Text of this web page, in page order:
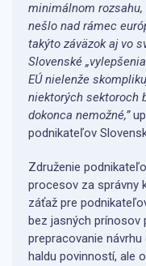
minimálnom rozsahu,
nešlo nad rámec
takýto záväzok aj vo
Slovenské
EÚ nielenže
niektorých sektoroch
dokonca nemožné,”
podnikateľov
Združenie
procesov za správny
záťaž pre
bez jasných prínosov
prepracovanie
haldu povinností, ale